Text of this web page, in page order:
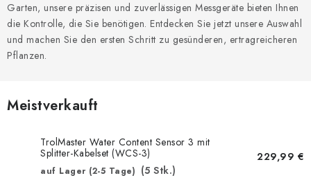
Geschäftsbewertung Kaufberatung AGB
Blog
Kontakt
Impressum
Garten, unsere präzisen und zuverlässigen Messgeräte bieten Ihnen
die Kontrolle, die Sie benötigen. Entdecken Sie jetzt unsere Auswahl
und machen Sie den ersten Schritt zu gesünderen, ertragreicheren
Pflanzen.
Meistverkauft
TrolMaster Water Content Sensor 3 mit
Splitter-Kabelset (WCS-3)
auf Lager (2-5 Tage) (5 Stk.)
229,99 €